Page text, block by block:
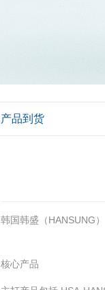
产品到货
韩国韩盛（HANSUNG
核心产品